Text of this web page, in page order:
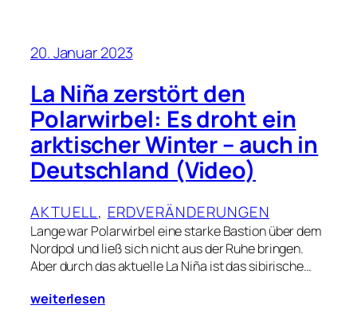
20. Januar 2023
La Niña zerstört den
Polarwirbel: Es droht ein
arktischer Winter – auch in
Deutschland (Video)
AKTUELL, ERDVERÄNDERUNGEN
Lange war Polarwirbel eine starke Bastion über dem
Nordpol und ließ sich nicht aus der Ruhe bringen.
Aber durch das aktuelle La Niña ist das sibirische…
weiterlesen